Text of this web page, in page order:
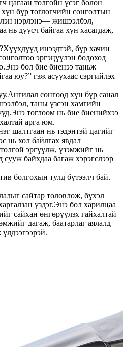
цагаан толгойн үсэг болон
бүр тоглогчийн сонголтын
нэрлэнэ— жишээлбэл,
нь дуусч байгаа хүн хасагдаж,
инээдтэй, бүр хачин
эргэцүүлэн бодоход
бол бие биенээ таньж
юу?” гэж асуухаас сэргийлэх
сонгоод хүн бүр санал
таны үзсэн хамгийн
тоглоом нь бие биенийхээ
арга юм.
шалтгаан нь тэдэнтэй цагийг
нь хол байлгах явдал
эргүүлж, үзэмжийг нь
байхдаа багаж хэрэгслээр
болгохын тулд бүтээлч бай.
сайтар төлөвлөж, бүхэл
үздэг.Энэ бол харилцаа
сайхан өнгөрүүлэх гайхалтай
дагаж, баатарлаг аялалд